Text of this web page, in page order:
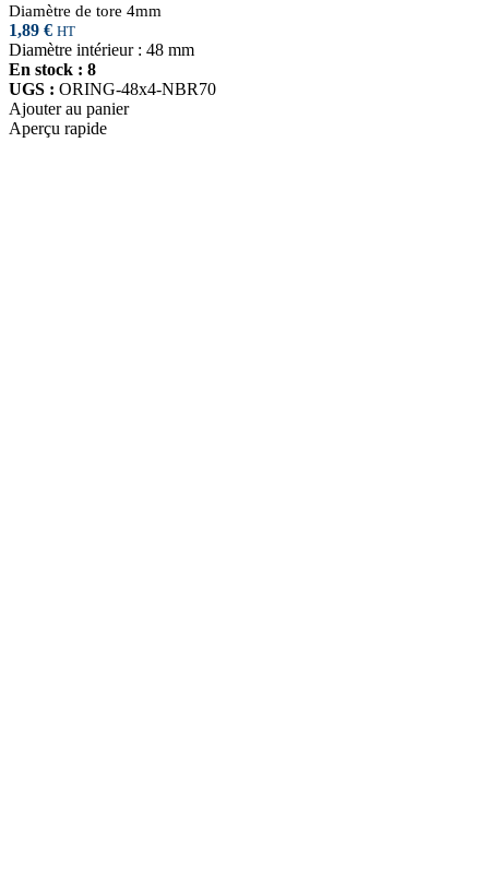
Diamètre de tore 4mm
1,89 € HT
Diamètre intérieur : 48 mm
En stock : 8
UGS : ORING-48x4-NBR70
Ajouter au panier
Aperçu rapide